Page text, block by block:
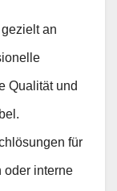
an
Qualität und
für
oder interne